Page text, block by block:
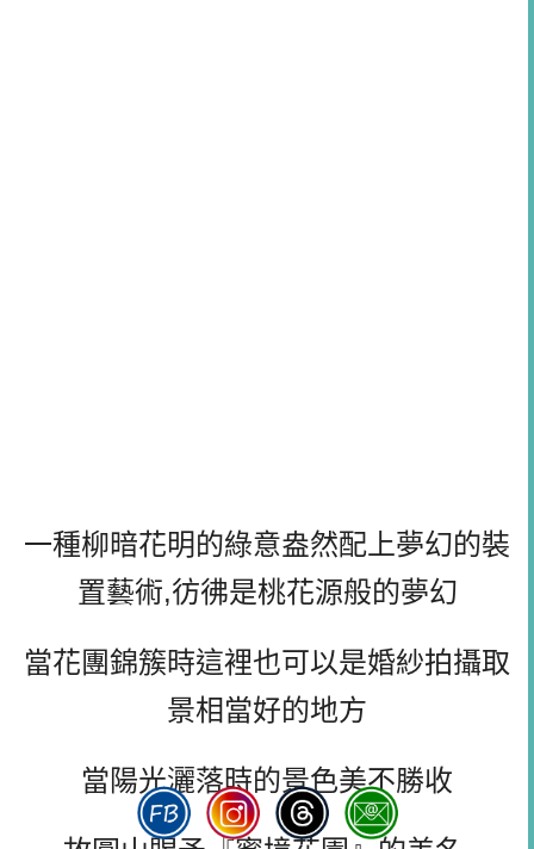
一種柳暗花明的綠意盎然配上夢幻的裝
置藝術,彷彿是桃花源般的夢幻
當花團錦簇時這裡也可以是婚紗拍攝取
景相當好的地方
當陽光灑落時的景色美不勝收